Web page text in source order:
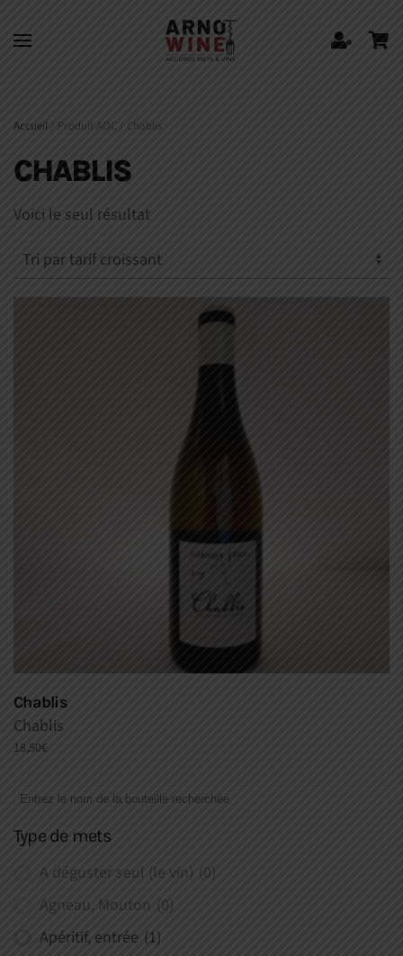
Skip to main content
Accueil / Produit AOC / Chablis
CHABLIS
Voici le seul résultat
Chablis
Chablis
18,50€
Type de mets
A déguster seul (le vin) (0)
Agneau, Mouton (0)
Apéritif, entrée (1)